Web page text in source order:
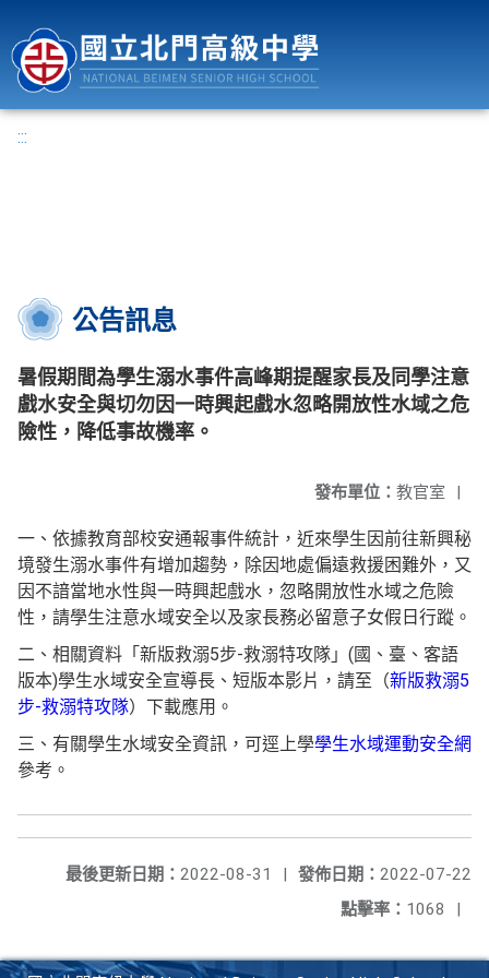
:::
公告訊息
暑假期間為學生溺水事件高峰期提醒家長及同學注意
戲水安全與切勿因一時興起戲水忽略開放性水域之危
險性，降低事故機率。
發布單位： 教官室 |
一、依據教育部校安通報事件統計，近來學生因前往新興秘
境發生溺水事件有增加趨勢，除因地處偏遠救援困難外，又
因不諳當地水性與一時興起戲水，忽略開放性水域之危險
性，請學生注意水域安全以及家長務必留意子女假日行蹤。
二、相關資料「新版救溺5步-救溺特攻隊」(國、臺、客語
版本)學生水域安全宣導長、短版本影片，請至（新版救溺5
步-救溺特攻隊）下載應用。
三、有關學生水域安全資訊，可逕上學學生水域運動安全網
參考。
發佈日期： 2022-07-22
最後更新日期： 2022-08-31
|
點擊率： 1068 |